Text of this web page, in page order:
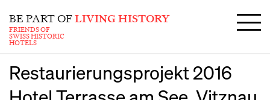
BE PART OFLIVING HISTORY
FRIENDS OF
SWISS HISTORIC
HOTELS
Restaurierungsprojekt 2016